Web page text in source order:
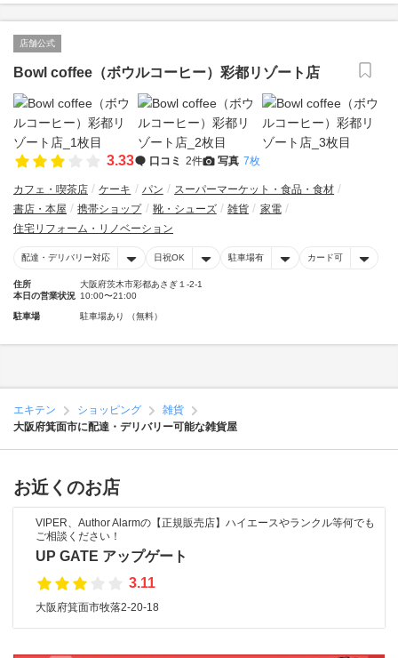
店舗公式
Bowl coffee（ボウルコーヒー）彩都リゾート店
3.33 口コミ 2件 写真 7枚
カフェ・喫茶店 ケーキ パン
スーパーマーケット・食品・食材
書店・本屋
携帯ショップ 靴・シューズ 雑貨
家電
住宅リフォーム・リノベーション
配達・デリバリー対応 日祝OK 駐車場有 カード可
住所
大阪府茨木市彩都あさぎ１-2-1
本日の営業状況 10:00〜21:00
駐車場 駐車場あり （無料）
エキテン ショッピング
雑貨
大阪府箕面市に配達・デリバリー可能な雑貨屋
お近くのお店
VIPER、Author Alarmの【正規販売店】ハイエースやランクル等何でも
ご相談ください！
UP GATE アップゲート
3.11
大阪府箕面市牧落2-20-18